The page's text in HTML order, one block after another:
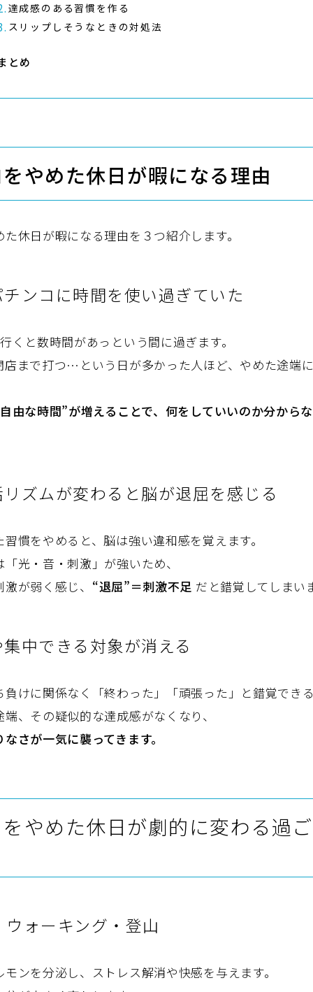
達成感のある習慣を作る
スリップしそうなときの対処法
とめ
やめた休日が暇になる理由
休日が暇になる理由を３つ紹介します。
ンコに時間を使い過ぎていた
くと数時間があっという間に過ぎます。
店まで打つ…という日が多かった人ほど、やめた途端
由な時間”が増えることで、何をしていいのか分から
ズムが変わると脳が退屈を感じる
慣をやめると、脳は強い違和感を覚えます。
光・音・刺激」が強いため、
が弱く感じ、 “退屈”＝刺激不足 だと錯覚してしまい
中できる対象が消える
けに関係なく「終わった」「頑張った」と錯覚できる
、その疑似的な達成感がなくなり、
さが一気に襲ってきます。
やめた休日が劇的に変わる過
ォーキング・登山
ンを分泌し、ストレス解消や快感を与えます。